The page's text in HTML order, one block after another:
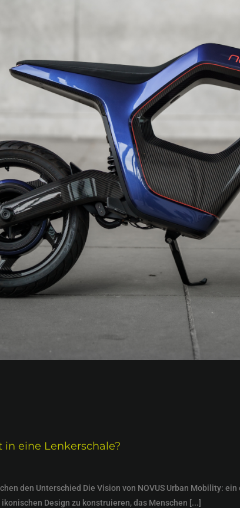
eine Lenkerschale?
den Unterschied Die Vision von NOVUS Urban Mobility:
Design zu konstruieren, das Menschen [...]